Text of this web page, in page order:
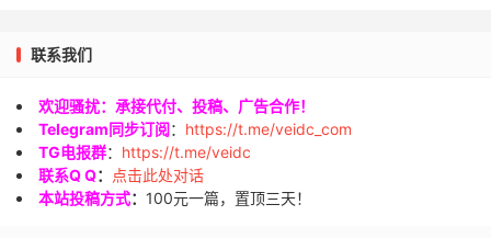
联系我们
欢迎骚扰：承接代付、投稿、广告合作！
Telegram同步订阅： https://t.me/veidc_com
TG电报群： https://t.me/veidc
联系Q Q：
点击此处对话
本站投稿方式： 100元一篇，置顶三天！